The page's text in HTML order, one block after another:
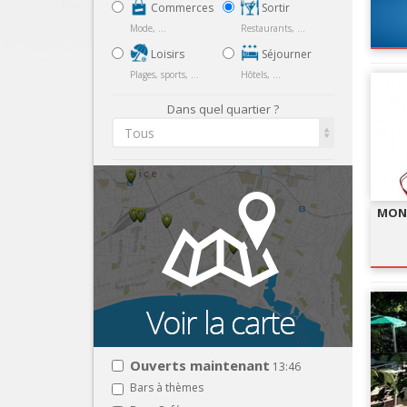
Commerces
Mode, ...
Loisirs
Plages, sports, ...
Sortir
Restaurants, ...
Séjourner
Hôtels, ...
Dans quel quartier ?
Tous
Ouverts maintenant 13:46
Bars à thèmes